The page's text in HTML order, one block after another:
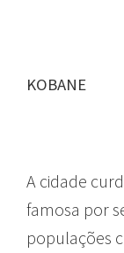
KOBANE
A cidade
famosa por
populações